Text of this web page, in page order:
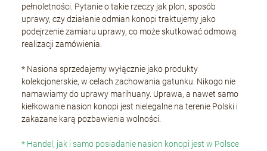
pełnoletności. Pytanie o takie rzeczy jak plon, sposób
uprawy, czy działanie odmian konopi traktujemy jako
podejrzenie zamiaru uprawy, co może skutkować odmową
realizacji zamówienia.
* Nasiona sprzedajemy wyłącznie jako produkty
kolekcjonerskie, w celach zachowania gatunku. Nikogo nie
namawiamy do uprawy marihuany. Uprawa, a nawet samo
kiełkowanie nasion konopi jest nielegalne na terenie Polski i
zakazane karą pozbawienia wolności.
* Handel, jak i samo posiadanie nasion konopi jest w Polsce